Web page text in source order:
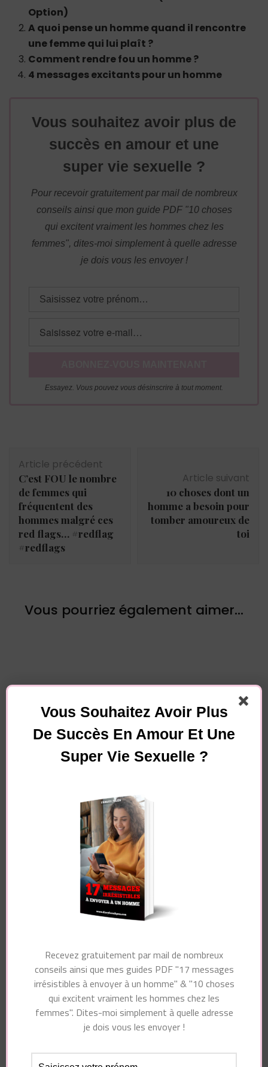
Option)
A quoi pense un homme quand il rencontre
une femme qui lui plaît ?
Comment rendre fou un homme ?
4 messages excitants pour un homme
Vous souhaitez avoir plus de
succès en amour et une
super vie sexuelle ?
Pour recevoir gratuitement par mail de nombreux
conseils ainsi que mon guide PDF "10 choses
qui excitent vraiment les hommes chez les
femmes", dites-moi simplement à quelle adresse
je dois vous les envoyer !
Essayez. Vous pouvez vous désinscrire à tout moment.
d'article
Article précédent
C’est FOU le nombre
de femmes qui
fréquentent des
hommes malgré ces
red flags… #redflag
#redflags
Article suivant
10 choses dont un
homme a besoin pour
tomber amoureux de
toi
Vous pourriez également aimer...
Laisser un commentaire
Votre adresse e-mail ne sera pas publiée.
E-mail*
Vous Souhaitez Avoir Plus
De Succès En Amour Et Une
Super Vie Sexuelle ?
Recevez gratuitement par mail de nombreux
conseils ainsi que mes guides PDF "17 messages
irrésistibles à envoyer à un homme" & "10 choses
qui excitent vraiment les hommes chez les
femmes". Dites-moi simplement à quelle adresse
je dois vous les envoyer !